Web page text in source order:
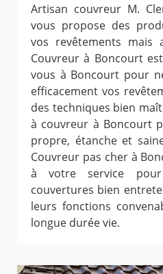
Artisan couvreur M.
vous propose des
vos revêtements mais
Couvreur à Boncourt
vous à Boncourt pour
efficacement vos
des techniques bien
à couvreur à Boncourt
propre, étanche et
Couvreur pas cher à
à votre service
couvertures bien
leurs fonctions
longue durée vie.